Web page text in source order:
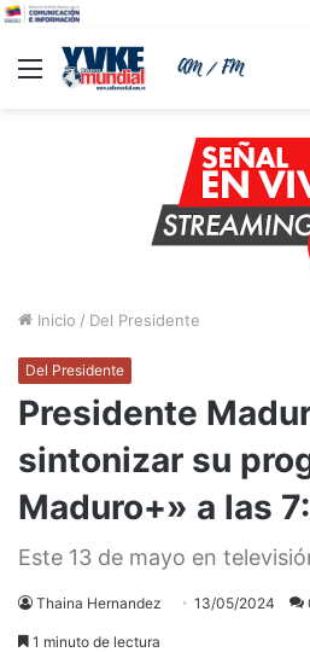
Menu
Inicio / Del Presidente
Del Presidente
Presidente
sintonizar su
Maduro+» a las
Este 13 de mayo en
Thaina Hernandez 13/05/2024
1 minuto de lectura